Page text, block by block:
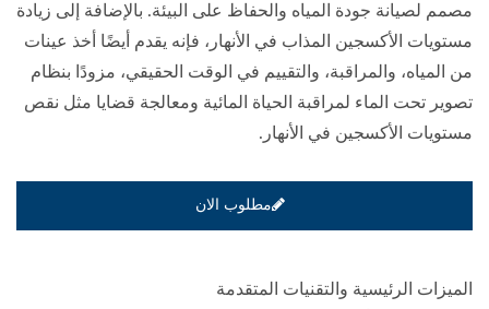
مصمم لصيانة جودة المياه والحفاظ على البيئة. بالإضافة إلى زيادة
مستويات الأكسجين المذاب في الأنهار، فإنه يقدم أيضًا أخذ عينات
من المياه، والمراقبة، والتقييم في الوقت الحقيقي، مزودًا بنظام
تصوير تحت الماء لمراقبة الحياة المائية ومعالجة قضايا مثل نقص
مستويات الأكسجين في الأنهار.
مطلوب الان
الميزات الرئيسية والتقنيات المتقدمة